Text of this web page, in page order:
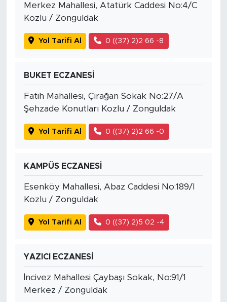
Merkez Mahallesi, Atatürk Caddesi No:4/C
Kozlu / Zonguldak
Yol Tarifi Al 0 ((37) 2)2 66 -8
BUKET ECZANESİ
Fatih Mahallesi, Çırağan Sokak No:27/A
Şehzade Konutları Kozlu / Zonguldak
Yol Tarifi Al 0 ((37) 2)2 66 -0
KAMPÜS ECZANESİ
Esenköy Mahallesi, Abaz Caddesi No:189/I
Kozlu / Zonguldak
Yol Tarifi Al 0 ((37) 2)5 02 -4
YAZICI ECZANESİ
İncivez Mahallesi Çaybaşı Sokak, No:91/1
Merkez / Zonguldak